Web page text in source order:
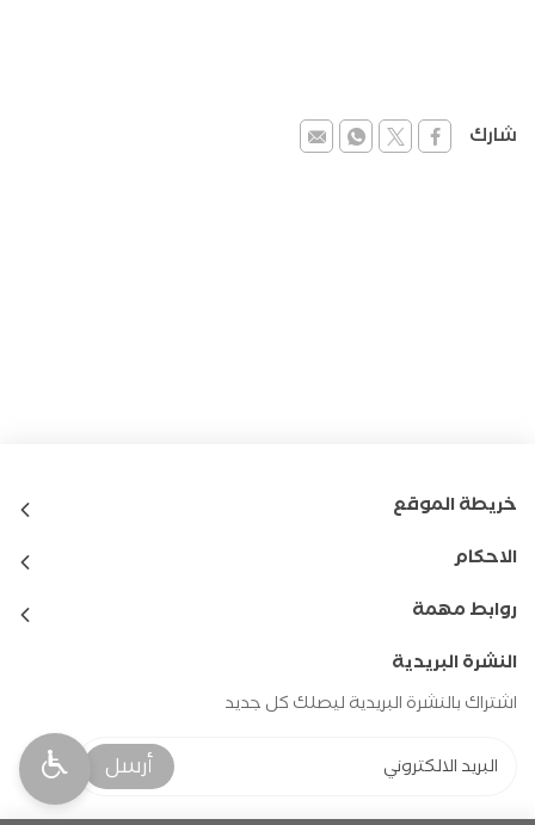
شارك
خريطة الموقع
الاحكام
روابط مهمة
النشرة البريدية
اشتراك بالنشرة البريدية ليصلك كل جديد
أرسل